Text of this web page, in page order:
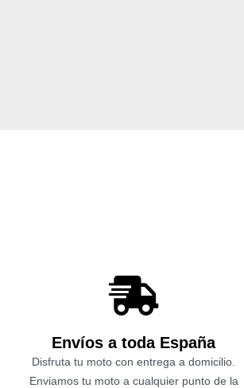
Envíos a toda España
Disfruta tu moto con entrega a domicilio.
Enviamos tu moto a cualquier punto de la